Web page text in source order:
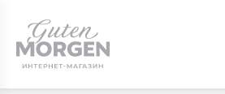
Иваново
8 800 100 34 50
Звонок по России бесплатный